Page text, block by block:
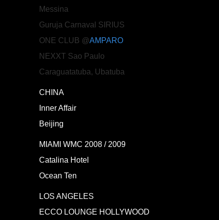
Messina
Guruja Carnaval SIRIUS
ONE CLUB @AMPARO
NEXXT Sao Paulo
Caraguatatuba, Ubatuba
CHINA
Inner Affair
Beijing
MIAMI WMC 2008 / 2009
Catalina Hotel
Ocean Ten
LOS ANGELES
ECCO LOUNGE HOLLYWOOD